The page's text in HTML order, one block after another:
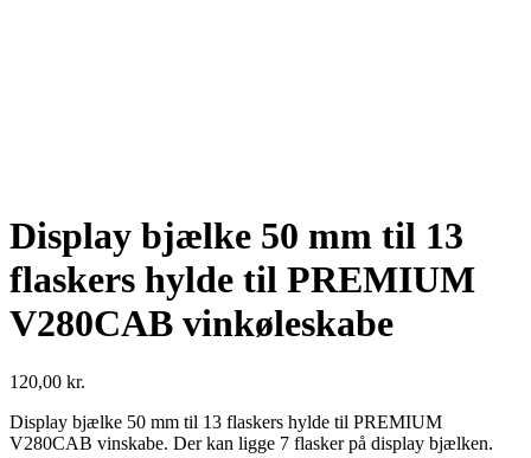
Display bjælke 50 mm til 13
flaskers hylde til PREMIUM
V280CAB vinkøleskabe
120,00 kr.
Display bjælke 50 mm til 13 flaskers hylde til PREMIUM
V280CAB vinskabe. Der kan ligge 7 flasker på display bjælken.